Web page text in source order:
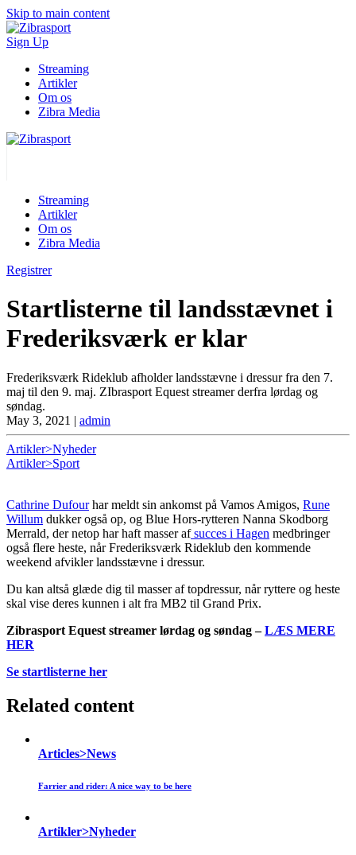
Skip to main content
Sign Up
Streaming
Artikler
Om os
Zibra Media
Streaming
Artikler
Om os
Zibra Media
Registrer
Startlisterne til landsstævnet i
Frederiksværk er klar
Frederiksværk Rideklub afholder landsstævne i dressur fra den 7.
maj til den 9. maj. ZIbrasport Equest streamer derfra lørdag og
søndag.
May 3, 2021 | admin
Artikler>Nyheder
Artikler>Sport
Cathrine Dufourhar meldt sin ankomst på Vamos Amigos, Rune
Willum dukker også op, og Blue Hors-rytteren Nanna Skodborg
Merrald, der netop har haft masser afsucces i Hagen medbringer
også flere heste, når Frederiksværk Rideklub den kommende
weekend afvikler landsstævne i dressur.
Du kan altså glæde dig til masser af topdressur, når ryttere og heste
skal vise deres kunnen i alt fra MB2 til Grand Prix.
Zibrasport Equest streamer lørdag og søndag –LÆS MERE
HER
Se startlisterne her
Related content
Articles>News
Farrier and rider: A nice way to be here
Artikler>Nyheder